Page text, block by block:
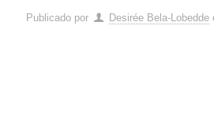
Publicado por Desirée Bela-Lobedde